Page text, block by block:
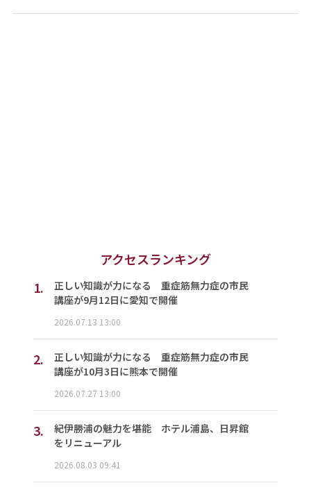
アクセスランキング
1.
正しい知識が力になる 重症筋無力症の市民
講座が9月12日に愛知で開催
2026.07.13 13:00
2.
正しい知識が力になる 重症筋無力症の市民
講座が10月3日に熊本で開催
2026.07.27 13:00
3.
紀伊勝浦の魅力を堪能 ホテル浦島、日昇館
をリニューアル
2026.08.03 09:41